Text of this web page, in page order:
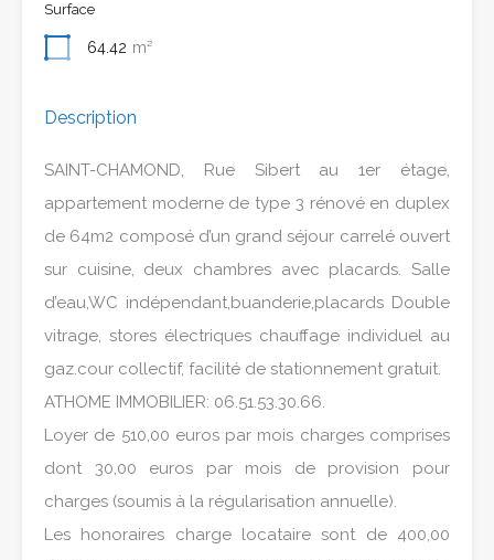
Surface
64.42 m²
Description
SAINT-CHAMOND, Rue Sibert au 1er étage,
appartement moderne de type 3 rénové en duplex
de 64m2 composé d’un grand séjour carrelé ouvert
sur cuisine, deux chambres avec placards. Salle
d’eau,WC indépendant,buanderie,placards Double
vitrage, stores électriques chauffage individuel au
gaz.cour collectif, facilité de stationnement gratuit.
ATHOME IMMOBILIER: 06.51.53.30.66.
Loyer de 510,00 euros par mois charges comprises
dont 30,00 euros par mois de provision pour
charges (soumis à la régularisation annuelle).
Les honoraires charge locataire sont de 400,00